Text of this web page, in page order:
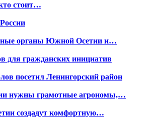
стоит…
органы Южной Осетии и…
для гражданских инициатив
посетил Ленингорский район
нужны грамотные агрономы,…
создадут комфортную…